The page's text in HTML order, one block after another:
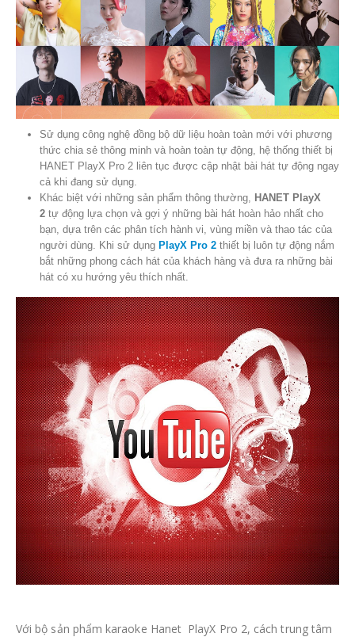
Sử dụng công nghệ đồng bộ dữ liệu hoàn toàn mới với phương
thức chia sẻ thông minh và hoàn toàn tự động, hệ thống thiết bị
HANET PlayX Pro 2 liên tục được cập nhật bài hát tự động ngay
cả khi đang sử dụng.
Khác biệt với những sản phẩm thông thường, HANET PlayX
2tự động lựa chọn và gợi ý những bài hát hoàn hảo nhất cho
bạn, dựa trên các phân tích hành vi, vùng miền và thao tác của
người dùng. Khi sử dụng PlayX Pro 2thiết bị luôn tự động nắm
bắt những phong cách hát của khách hàng và đưa ra những bài
hát có xu hướng yêu thích nhất.
Với bộ sản phẩm karaoke Hanet PlayX Pro 2, cách trung tâm